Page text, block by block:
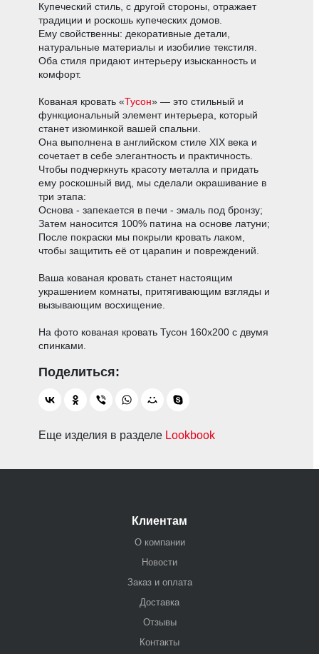
Купеческий стиль, с другой стороны, отражает
традиции и роскошь купеческих домов.
Ему свойственны: декоративные детали,
натуральные материалы и изобилие текстиля.
Оба стиля придают интерьеру изысканность и
комфорт.
Кованая кровать «Тусон» — это стильный и
функциональный элемент интерьера, который
станет изюминкой вашей спальни.
Она выполнена в английском стиле XIX века и
сочетает в себе элегантность и практичность.
Чтобы подчеркнуть красоту металла и придать
ему роскошный вид, мы сделали окрашивание в
три этапа:
Основа - запекается в печи - эмаль под бронзу;
Затем наносится 100% патина на основе латуни;
После покраски мы покрыли кровать лаком,
чтобы защитить её от царапин и повреждений.
Ваша кованая кровать станет настоящим
украшением комнаты, притягивающим взгляды и
вызывающим восхищение.
На фото кованая кровать Тусон 160х200 с двумя
спинками.
Еще изделия в разделе Lookbook
Клиентам
О компании
Новости
Заказ и оплата
Доставка
Отзывы
Контакты